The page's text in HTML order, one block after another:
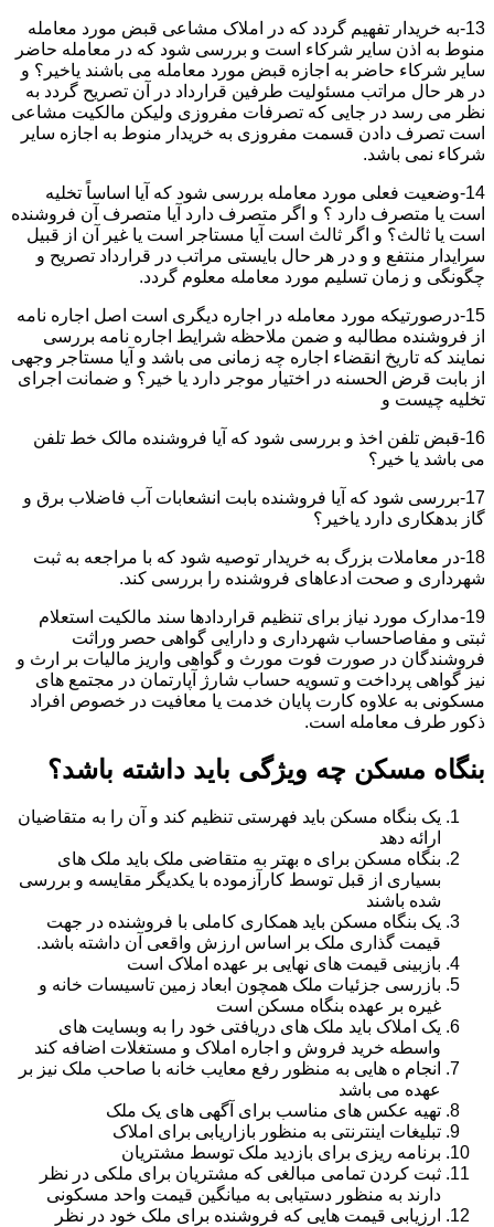
13-به خریدار تفهیم گردد که در املاک مشاعی قبض مورد معامله
منوط به اذن سایر شرکاء است و بررسی شود که در معامله حاضر
سایر شرکاء حاضر به اجازه قبض مورد معامله می باشند یاخیر؟ و
در هر حال مراتب مسئولیت طرفین قرارداد در آن تصریح گردد به
نظر می رسد در جایی که تصرفات مفروزی ولیکن مالکیت مشاعی
است تصرف دادن قسمت مفروزی به خریدار منوط به اجازه سایر
شرکاء نمی باشد.
14-وضعیت فعلی مورد معامله بررسی شود که آیا اساساً تخلیه
است یا متصرف دارد ؟ و اگر متصرف دارد آیا متصرف آن فروشنده
است یا ثالث؟ و اگر ثالث است آیا مستاجر است یا غیر آن از قبیل
سرایدار منتفع و و در هر حال بایستی مراتب در قرارداد تصریح و
چگونگی و زمان تسلیم مورد معامله معلوم گردد.
15-درصورتیکه مورد معامله در اجاره دیگری است اصل اجاره نامه
از فروشنده مطالبه و ضمن ملاحظه شرایط اجاره نامه بررسی
نمایند که تاریخ انقضاء اجاره چه زمانی می باشد و آیا مستاجر وجهی
از بابت قرض الحسنه در اختیار موجر دارد یا خیر؟ و ضمانت اجرای
تخلیه چیست و
16-قبض تلفن اخذ و بررسی شود که آیا فروشنده مالک خط تلفن
می باشد یا خیر؟
17-بررسی شود که آیا فروشنده بابت انشعابات آب فاضلاب برق و
گاز بدهکاری دارد یاخیر؟
18-در معاملات بزرگ به خریدار توصیه شود که با مراجعه به ثبت
شهرداری و صحت ادعاهای فروشنده را بررسی کند.
19-مدارک مورد نیاز برای تنظیم قراردادها سند مالکیت استعلام
ثبتی و مفاصاحساب شهرداری و دارایی گواهی حصر وراثت
فروشندگان در صورت فوت مورث و گواهی واریز مالیات بر ارث و
نیز گواهی پرداخت و تسویه حساب شارژ آپارتمان در مجتمع های
مسکونی به علاوه کارت پایان خدمت یا معافیت در خصوص افراد
ذکور طرف معامله است.
بنگاه مسکن چه ویژگی باید داشته باشد؟
یک بنگاه مسکن باید فهرستی تنظیم کند و آن را به متقاضیان
ارائه دهد
بنگاه مسکن برای ه بهتر به متقاضی ملک باید ملک های
بسیاری از قبل توسط کارآزموده با یکدیگر مقایسه و بررسی
شده باشند
یک بنگاه مسکن باید همکاری کاملی با فروشنده در جهت
قیمت گذاری ملک بر اساس ارزش واقعی آن داشته باشد.
بازبینی قیمت های نهایی بر عهده املاک است
بازرسی جزئیات ملک همچون ابعاد زمین تاسیسات خانه و
غیره بر عهده بنگاه مسکن است
یک املاک باید ملک های دریافتی خود را به وبسایت های
واسطه خرید فروش و اجاره املاک و مستغلات اضافه کند
انجام ه هایی به منظور رفع معایب خانه با صاحب ملک نیز بر
عهده می باشد
تهیه عکس های مناسب برای آگهی های یک ملک
تبلیغات اینترنتی به منظور بازاریابی برای املاک
برنامه ریزی برای بازدید ملک توسط مشتریان
ثبت کردن تمامی مبالغی که مشتریان برای ملکی در نظر
دارند به منظور دستیابی به میانگین قیمت واحد مسکونی
ارزیابی قیمت هایی که فروشنده برای ملک خود در نظر